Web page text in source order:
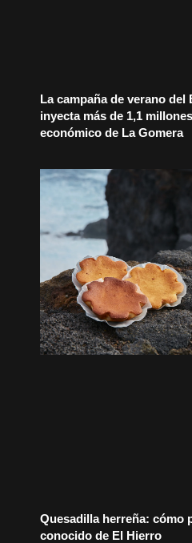
La campaña de verano del
inyecta más de 1,1
económico de La Gomera
Quesadilla herreña: cómo
conocido de El Hierro